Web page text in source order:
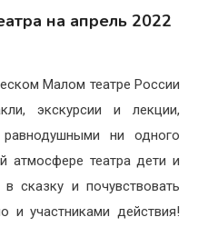
на апрель 2022
Малом театре России
экскурсии и лекции,
ни одного
атмосфере театра дети и
сказку и почувствовать
и участниками действия!